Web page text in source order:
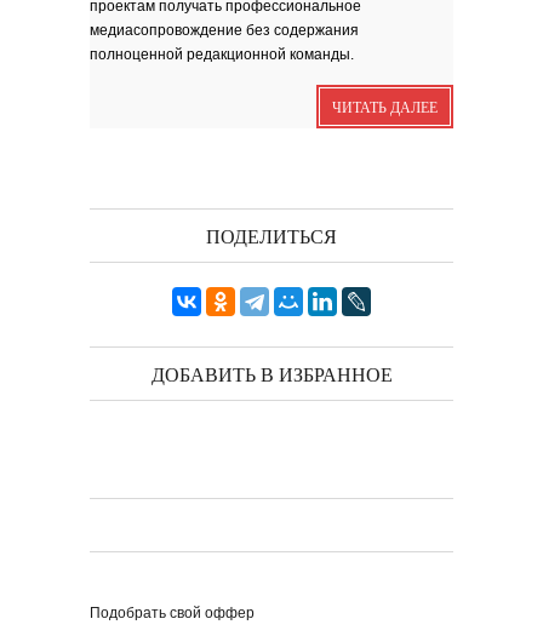
зола. Песня
Я видела бога
забившимся в угол...
Исповедь 4. ''ПАРФЮМЕР''
ОСЕННЕЕ СОЛО
исполняется 95 лет...
проектам получать профессиональное
медиасопровождение без содержания
полноценной редакционной команды.
ЧИТАТЬ ДАЛЕЕ
ПОДЕЛИТЬСЯ
ДОБАВИТЬ В ИЗБРАННОЕ
Подобрать свой оффер